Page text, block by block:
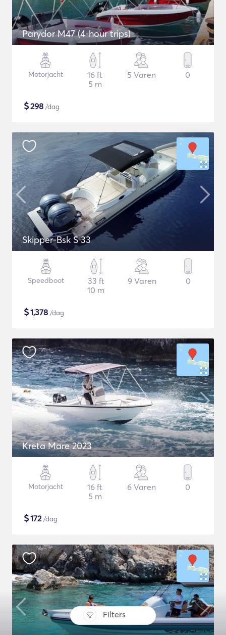
Filters
Parydor M47 (4-hour trips)
Motorjacht
16 ft
5 m
5 Varen 0
$298 /dag
Skipper-Bsk S 33
Speedboot
33 ft
10 m
9 Varen 0
$1,378 /dag
Kreta Mare 2023
Motorjacht
16 ft
5 m
6 Varen 0
$172/dag